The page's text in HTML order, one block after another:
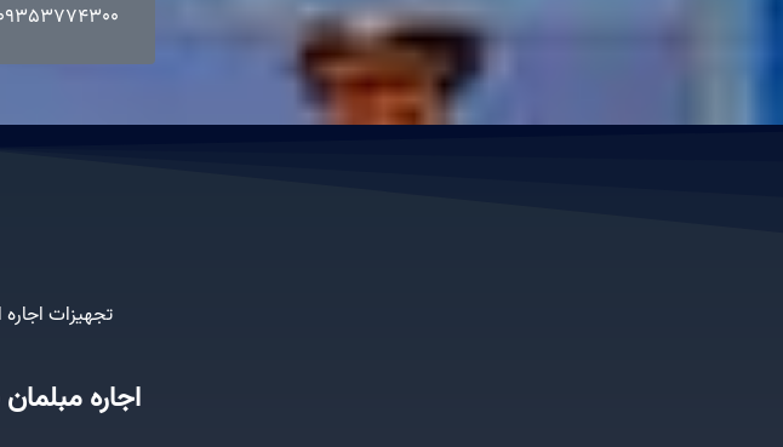
09353774300 تماس
تجهیزات
اجاره